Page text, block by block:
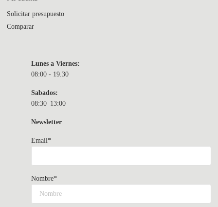
Solicitar presupuesto
Comparar
Lunes a Viernes:
08:00 - 19.30
Sabados:
08:30–13:00
Newsletter
Email*
Nombre*